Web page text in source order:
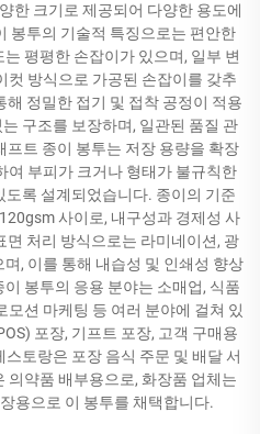
한 크기로 제공되어 다양한 용도에
봉투의 기술적 특징으로는 편안한
평평한 손잡이가 있으며, 일부 변
컷 방식으로 가공된 손잡이를 갖추
해 정밀한 접기 및 접착 공정이 적용
구조를 보장하며, 일관된 품질 관
트 종이 봉투는 저장 용량을 확장
부피가 크거나 형태가 불규칙한
록 설계되었습니다. 종이의 기준
사이로, 내구성과 경제성 사
처리 방식으로는 라미네이션, 광
, 이를 통해 내습성 및 인쇄성 향상
봉투의 응용 분야는 소매업, 식품
모션 마케팅 등 여러 분야에 걸쳐 있
포장, 기프트 포장, 고객 구매용
토랑은 포장 음식 주문 및 배달 서
의약품 배부용으로, 화장품 업체는
용으로 이 봉투를 채택합니다.